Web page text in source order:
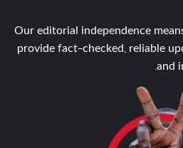
Our editorial independence
provide fact-checked, reliable
and